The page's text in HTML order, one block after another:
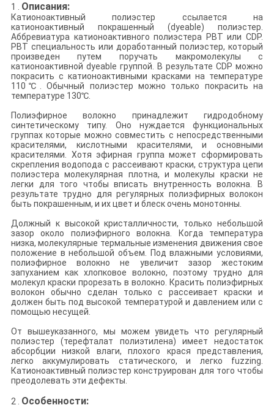
1 . Описания:
Катионоактивный полиэстер ссылается на
катионоактивный покрашенный (dyeable) полиэстер.
Аббревиатура катионоактивного полиэстера PBT или CDP.
PBT специальность или доработанный полиэстер, который
произведен путем поручать макромолекулы с
катионоактивной dyeable группой. В результате CDP можно
покрасить с катионоактивными красками на температуре
110℃. Обычный полиэстер можно только покрасить на
температуре 130℃.
Полиэфирное волокно принадлежит гидродобному
синтетическому типу. Оно нуждается функциональных
группах которые можно совместить с непосредственными
красителями, кислотными красителями, и основными
красителями. Хотя эфирная группа может сформировать
скрепления водопода с рассеивают краски, структура цепи
полиэстера молекулярная плотна, и молекулы краски не
легки для того чтобы вписать внутренность волокна. В
результате трудно для регулярных полиэфирных волокон
быть покрашенным, и их цвет и блеск очень монотонны.
Должный к высокой кристалличности, только небольшой
зазор около полиэфирного волокна. Когда температура
низка, молекулярные термальные изменения движения свое
положение в небольшой объем. Под влажными условиями,
полиэфирное волокно не увеличит зазор жестоким
запуханием как хлопковое волокно, поэтому трудно для
молекул краски прорезать в волокно. Красить полиэфирных
волокон обычно сделан только с рассеивает краски и
должен быть под высокой температурой и давлением или с
помощью несущей.
От вышеуказанного, мы можем увидеть что регулярный
полиэстер (терефталат полиэтилена) имеет недостаток
абсорбции низкой влаги, плохого крася представления,
легко аккумулировать статического, и легко fuzzing.
Катионоактивный полиэстер конструирован для того чтобы
преодолевать эти дефекты.
2 . Особенности: